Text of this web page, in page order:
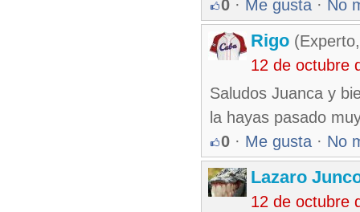
0 · Me gusta · No
Rigo
12 de octubre
Saludos Juanca y
la hayas pasado
0 · Me gusta · No
Lazaro
12 de octubre